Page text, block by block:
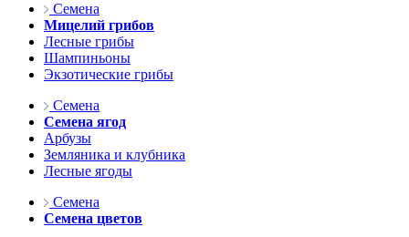
Семена
Мицелий грибов
Лесные грибы
Шампиньоны
Экзотические грибы
Семена
Семена ягод
Арбузы
Земляника и клубника
Лесные ягоды
Семена
Семена цветов